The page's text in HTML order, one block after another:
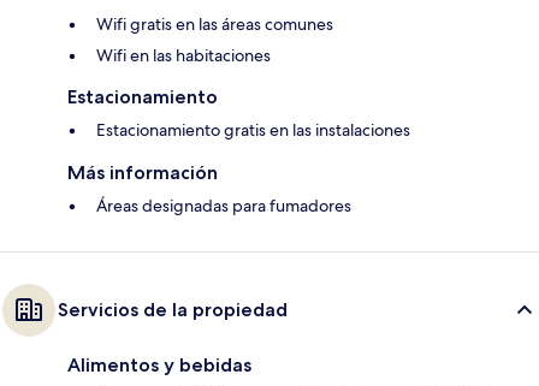
Wifi gratis en las áreas comunes
Wifi en las habitaciones
Estacionamiento
Estacionamiento gratis en las instalaciones
Más información
Áreas designadas para fumadores
Servicios de la propiedad
Alimentos y bebidas